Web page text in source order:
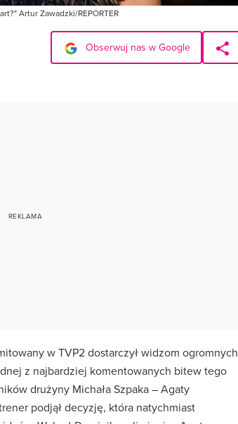
Artur Zawadzki/REPORTER
Obserwuj nas w Google
w TVP2 dostarczył widzom ogromnych
z najbardziej komentowanych bitew tego
drużyny Michała Szpaka – Agaty
podjął decyzję, która natychmiast